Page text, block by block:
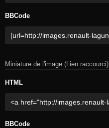
BBCode
Miniature de l'image (Lien raccourci)
HTML
BBCode